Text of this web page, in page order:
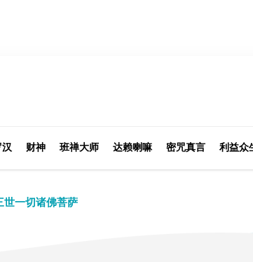
汉 财神 班禅大师 达赖喇嘛 密咒真言 利益众
一切诸佛菩萨